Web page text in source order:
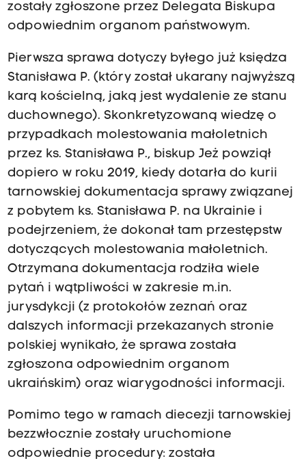
zostały zgłoszone przez Delegata Biskupa
odpowiednim organom państwowym.
Pierwsza sprawa dotyczy byłego już księdza
Stanisława P. (który został ukarany najwyższą
karą kościelną, jaką jest wydalenie ze stanu
duchownego). Skonkretyzowaną wiedzę o
przypadkach molestowania małoletnich
przez ks. Stanisława P., biskup Jeż powziął
dopiero w roku 2019, kiedy dotarła do kurii
tarnowskiej dokumentacja sprawy związanej
z pobytem ks. Stanisława P. na Ukrainie i
podejrzeniem, że dokonał tam przestępstw
dotyczących molestowania małoletnich.
Otrzymana dokumentacja rodziła wiele
pytań i wątpliwości w zakresie m.in.
jurysdykcji (z protokołów zeznań oraz
dalszych informacji przekazanych stronie
polskiej wynikało, że sprawa została
zgłoszona odpowiednim organom
ukraińskim) oraz wiarygodności informacji.
Pomimo tego w ramach diecezji tarnowskiej
bezzwłocznie zostały uruchomione
odpowiednie procedury: została